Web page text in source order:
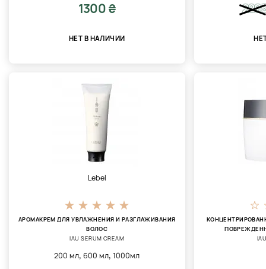
1300 ₴
НЕТ В НАЛИЧИИ
Lebel
АРОМАКРЕМ ДЛЯ УВЛАЖНЕНИЯ И РАЗГЛАЖИВАНИЯ
ВОЛОС
IAU SERUM CREAM
200 мл,600 мл,1000мл